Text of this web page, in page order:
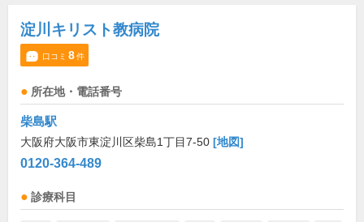
淀川キリスト教病院
口コミ 8件
所在地・電話番号
柴島駅
大阪府大阪市東淀川区柴島1丁目7-50 [地図]
0120-364-489
診療科目